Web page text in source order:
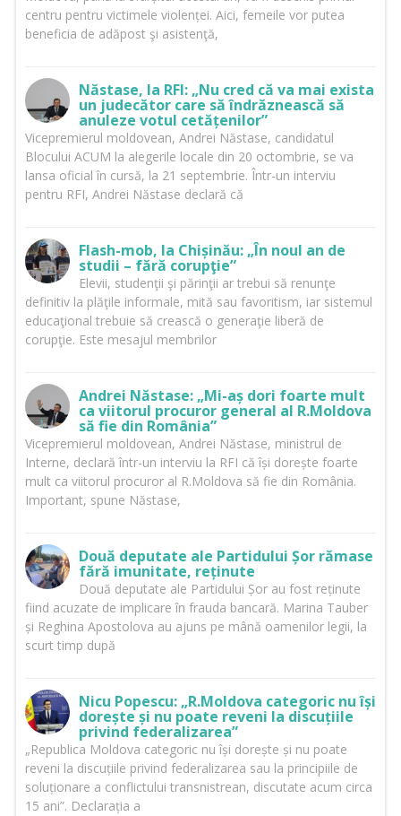
centru pentru victimele violenței. Aici, femeile vor putea
beneficia de adăpost şi asistenţă,
Năstase, la RFI: „Nu cred că va mai exista
un judecător care să îndrăznească să
anuleze votul cetățenilor”
Vicepremierul moldovean, Andrei Năstase, candidatul
Blocului ACUM la alegerile locale din 20 octombrie, se va
lansa oficial în cursă, la 21 septembrie. Într-un interviu
pentru RFI, Andrei Năstase declară că
Flash-mob, la Chișinău: „În noul an de
studii – fără corupţie”
Elevii, studenţii şi părinţii ar trebui să renunţe
definitiv la plăţile informale, mită sau favoritism, iar sistemul
educaţional trebuie să crească o generaţie liberă de
corupţie. Este mesajul membrilor
Andrei Năstase: „Mi-aș dori foarte mult
ca viitorul procuror general al R.Moldova
să fie din România”
Vicepremierul moldovean, Andrei Năstase, ministrul de
Interne, declară într-un interviu la RFI că își dorește foarte
mult ca viitorul procuror al R.Moldova să fie din România.
Important, spune Năstase,
Două deputate ale Partidului Șor rămase
fără imunitate, reținute
Două deputate ale Partidului Șor au fost reținute
fiind acuzate de implicare în frauda bancară. Marina Tauber
și Reghina Apostolova au ajuns pe mână oamenilor legii, la
scurt timp după
Nicu Popescu: „R.Moldova categoric nu își
dorește și nu poate reveni la discuțiile
privind federalizarea”
„Republica Moldova categoric nu își dorește și nu poate
reveni la discuțiile privind federalizarea sau la principiile de
soluționare a conflictului transnistrean, discutate acum circa
15 ani”. Declarația a